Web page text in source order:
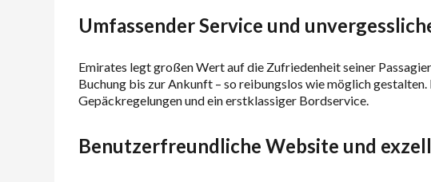
Umfassender Service und
Emirates legt großen Wert auf die Zufriedenheit seiner
Buchung bis zur Ankunft – so reibungslos wie möglich
Gepäckregelungen und ein erstklassiger Bordservice.
Benutzerfreundliche Website und